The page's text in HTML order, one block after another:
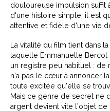
douloureuse impulsion suffit
d’une histoire simple, il est
attentive et fidèle d’une vie
La vitalité du film tient dans
laquelle Emmanuelle
un registre peu habituel : de
n’a pas le cœur à annoncer
toute excitée qu’elle se
Mais ce genre de secret ne
argent devient vite l’objet